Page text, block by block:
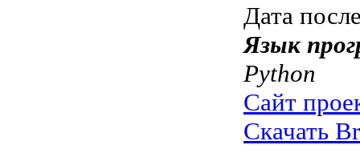
Дата
Язык
Python
Сайт
Скачать